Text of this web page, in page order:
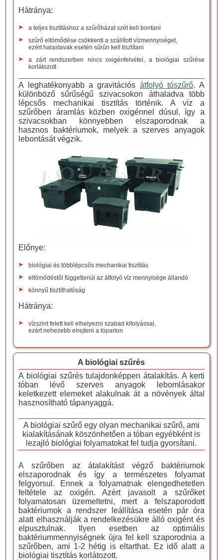
Hátránya:
a teljes tisztításhoz a szűrőházat szét kell bontani
szűrő eltömődése csökkenti a szállított vízmennyiséget,
ezért halastavak esetén sűrűn kell tisztítani
a zárt rendszerben nincs oxigénfelvétel, a biológiai szűrése
korlátozott
A leghatékonyabb a gravitációs átfolyó tószűrő. A
különböző sűrűségű szivacsokon áthaladva több
lépcsős mechanikai tisztítás történik. A víz a
szűrőben áramlás közben oxigénnel dúsul, így a
szivacsokban könnyebben elszaporodnak a
hasznos baktériumok, melyek a szerves anyagok
lebontását végzik.
Előnye:
biológiai és többlépcsős mechanikai tisztítás
eltömődéstől függetlenül az átfolyó víz mennyisége állandó
könnyű tisztíthatóság
Hátránya:
vízszint felett kell elhelyezni szabad kifolyással,
ezért nehezebb elrejteni a tóparton
A biológiai szűrés
A biológiai szűrés tulajdonképpen átalakítás. A kerti
tóban lévő szerves anyagok lebomlásakor
keletkezett elemeket alakulnak át a növények által
hasznosítható tápanyaggá.
A biológiai szűrő egy olyan mechanikai szűrő, ami
kialakításának köszönhetően a tóban egyébként is
lezajló biológiai folyamatokat fel tudja gyorsítani.
A szűrőben az átalakítást végző baktériumok
elszaporodnak és így a természetes folyamat
felgyorsul. Ennek a folyamatnak elengedhetetlen
feltétele az oxigén. Azért javasolt a szűrőket
folyamatosan üzemeltetni, mert a felszaporodott
baktériumok a rendszer leállítása esetén pár óra
alatt elhasználják a rendelkezésükre álló oxigént és
elpusztulnak. Ilyen esetben az optimális
baktériummennyiségnek újra fel kell szaporodnia a
szűrőben, ami 1-2 hétig is eltarthat. Ez idő alatt a
biológiai tisztítás korlátozott.